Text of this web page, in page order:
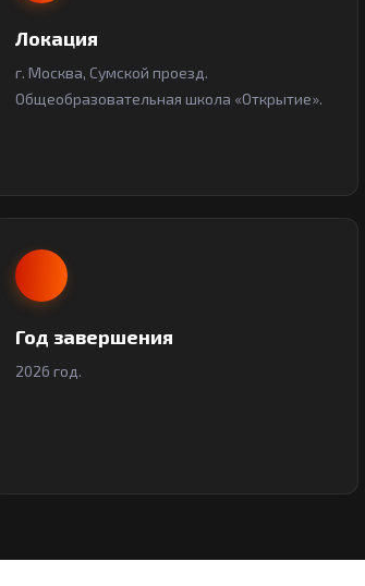
Локация
г. Москва, Сумской проезд.
Общеобразовательная школа «Открытие».
Год завершения
2026 год.